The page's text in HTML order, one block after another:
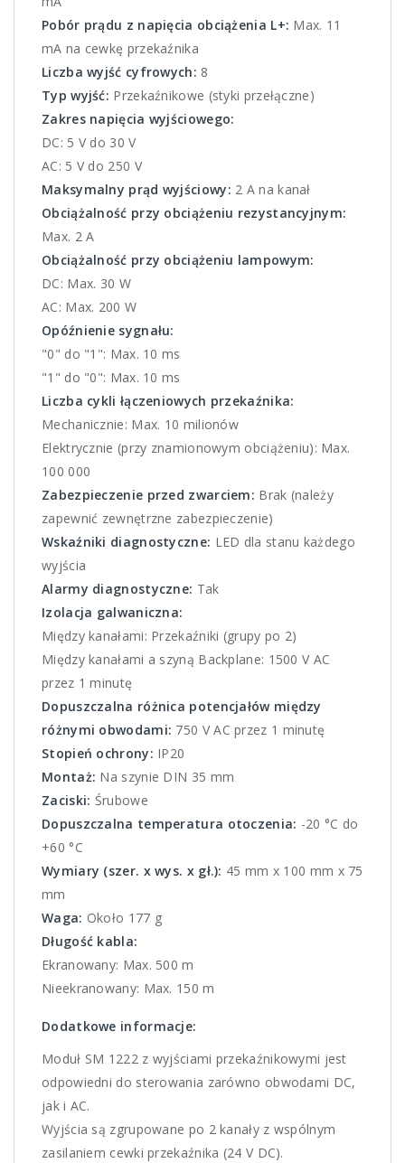
Pobór prądu z napięcia obciążenia L+: Max. 11
mA na cewkę przekaźnika
Liczba wyjść cyfrowych: 8
Typ wyjść: Przekaźnikowe (styki przełączne)
Zakres napięcia wyjściowego:
DC: 5 V do 30 V
AC: 5 V do 250 V
Maksymalny prąd wyjściowy: 2 A na kanał
Obciążalność przy obciążeniu rezystancyjnym:
Max. 2 A
Obciążalność przy obciążeniu lampowym:
DC: Max. 30 W
AC: Max. 200 W
Opóźnienie sygnału:
"0" do "1": Max. 10 ms
"1" do "0": Max. 10 ms
Liczba cykli łączeniowych przekaźnika:
Mechanicznie: Max. 10 milionów
Elektrycznie (przy znamionowym obciążeniu): Max.
100 000
Zabezpieczenie przed zwarciem: Brak (należy
zapewnić zewnętrzne zabezpieczenie)
Wskaźniki diagnostyczne: LED dla stanu każdego
wyjścia
Alarmy diagnostyczne: Tak
Izolacja galwaniczna:
Między kanałami: Przekaźniki (grupy po 2)
Między kanałami a szyną Backplane: 1500 V AC
przez 1 minutę
Dopuszczalna różnica potencjałów między
różnymi obwodami: 750 V AC przez 1 minutę
Stopień ochrony: IP20
Montaż: Na szynie DIN 35 mm
Zaciski: Śrubowe
Dopuszczalna temperatura otoczenia: -20 °C do
+60 °C
Wymiary (szer. x wys. x gł.): 45 mm x 100 mm x 75
mm
Waga: Około 177 g
Długość kabla:
Ekranowany: Max. 500 m
Nieekranowany: Max. 150 m
Dodatkowe informacje:
Moduł SM 1222 z wyjściami przekaźnikowymi jest
odpowiedni do sterowania zarówno obwodami DC,
jak i AC.
Wyjścia są zgrupowane po 2 kanały z wspólnym
zasilaniem cewki przekaźnika (24 V DC).